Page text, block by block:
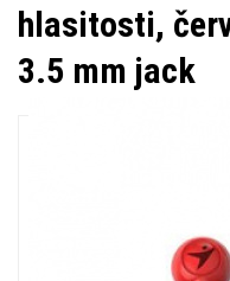
hlasitosti,
3.5 mm jack